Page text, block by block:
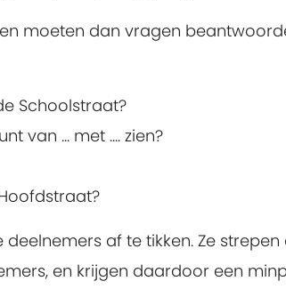
moeten dan vragen
Schoolstraat?
van ... met .... zien?
af te tikken. Ze strepen
en krijgen daardoor een